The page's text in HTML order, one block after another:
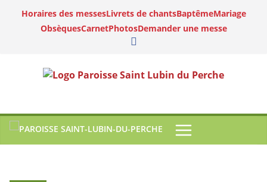
Horaires des messesLivrets de chantsBaptêmeMariage
ObsèquesCarnetPhotosDemander une messe